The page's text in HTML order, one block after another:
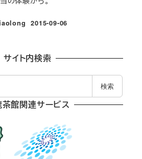
投稿日
2015-09-06
サイト内検索
検索
館関連サービス